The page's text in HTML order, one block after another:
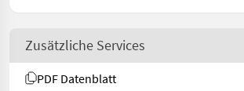
Zusätzliche Services
PDF Datenblatt